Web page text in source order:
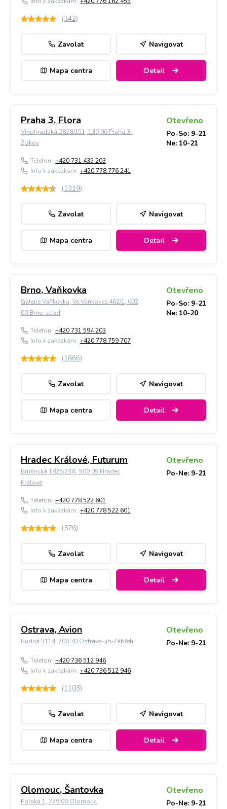
(342)
Zavolat Navigovat
Mapa centra Detail
Praha 3, Flora
Vinohradská 2828/151, 130 00 Praha 3-
Žižkov
Otevřeno
Po-So: 9-21
Ne: 10-21
Telefon: +420 731 435 203
Info k zakázkám: +420 778 776 241
(1319)
Zavolat Navigovat
Mapa centra Detail
Brno, Vaňkovka
Galerie Vaňkovka, Ve Vaňkovce 462/1, 602
00 Brno-střed
Otevřeno
Po-So: 9-21
Ne: 10-20
Telefon: +420 731 594 203
Info k zakázkám: +420 778 759 707
(1666)
Zavolat Navigovat
Mapa centra Detail
Hradec Králové, Futurum
Brněnská 1825/23A, 500 09 Hradec
Králové
Otevřeno
Po-Ne: 9-21
Telefon: +420 778 522 601
Info k zakázkám: +420 778 522 601
(576)
Zavolat Navigovat
Mapa centra Detail
Ostrava, Avion
Rudná 3114, 700 30 Ostrava-jih-Zábřeh
Otevřeno
Po-Ne: 9-21
Telefon: +420 736 512 946
Info k zakázkám: +420 736 512 946
(1103)
Zavolat Navigovat
Mapa centra Detail
Olomouc, Šantovka
Polská 1, 779 00 Olomouc
Otevřeno
Po-Ne: 9-21